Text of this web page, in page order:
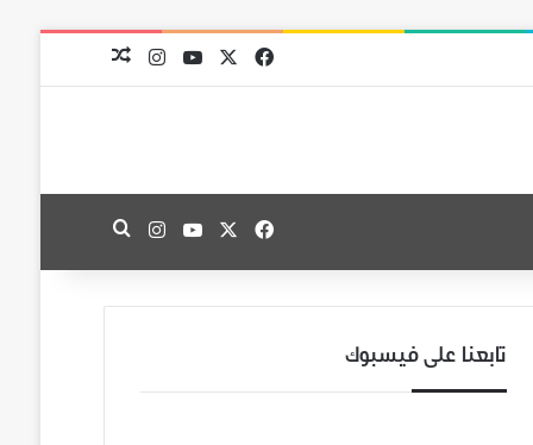
فيسبوك
‫X
‫YouTubeانستقراممقال عشوائي
فيسبوك
‫X
‫YouTubeانستقرامبحث عن
تابعنا على فيسبوك